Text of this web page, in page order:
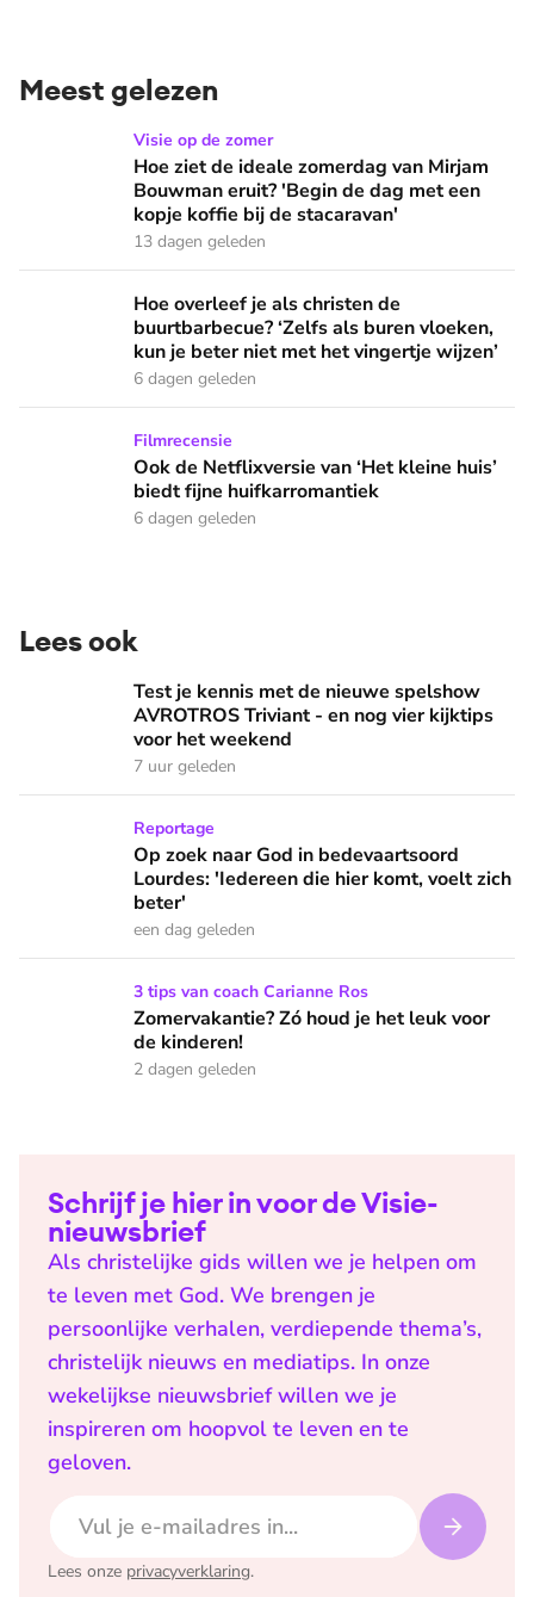
Meest gelezen
Hoe ziet de ideale zomerdag van Mirjam Bouwman eruit?
Visie op de zomer
Hoe ziet de ideale zomerdag van Mirjam
Bouwman eruit? 'Begin de dag met een
kopje koffie bij de stacaravan'
13 dagen geleden
Hoe overleef je als christen de buurtbarbecue? ‘Zelfs als
Hoe overleef je als christen de
buurtbarbecue? ‘Zelfs als buren vloeken,
kun je beter niet met het vingertje wijzen’
6 dagen geleden
Ook de Netflixversie van ‘Het kleine huis’ biedt fijne
Filmrecensie
Ook de Netflixversie van ‘Het kleine huis’
biedt fijne huifkarromantiek
6 dagen geleden
Lees ook
Test je kennis met de nieuwe spelshow AVROTROS
Test je kennis met de nieuwe spelshow
AVROTROS Triviant - en nog vier kijktips
voor het weekend
7 uur geleden
Op zoek naar God in bedevaartsoord Lourdes: 'Iedereen
Reportage
Op zoek naar God in bedevaartsoord
Lourdes: 'Iedereen die hier komt, voelt zich
beter'
een dag geleden
Zomervakantie? Zó houd je het leuk voor de kinderen!
3 tips van coach Carianne Ros
Zomervakantie? Zó houd je het leuk voor
de kinderen!
2 dagen geleden
Schrijf je hier in voor de Visie-
nieuwsbrief
Als christelijke gids willen we je helpen om
te leven met God. We brengen je
persoonlijke verhalen, verdiepende thema’s,
christelijk nieuws en mediatips. In onze
wekelijkse nieuwsbrief willen we je
inspireren om hoopvol te leven en te
geloven.
Lees onze privacyverklaring.